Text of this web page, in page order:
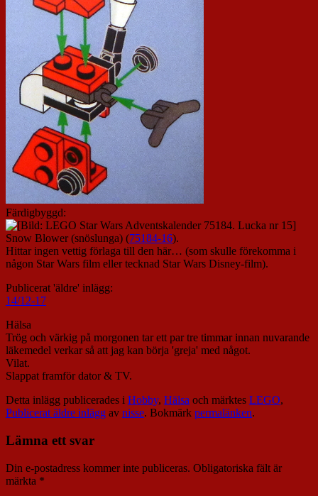
Färdigbyggd:
Snow Blower (snöslunga) (75184-16).
Hittar ingen vettig förlaga till den här… (som skulle förekomma i
någon Star Wars film eller tecknad Star Wars Disney-film).
Publicerat 'äldre' inlägg:
14/12-17
Hälsa
Trög och värkig på morgonen tar ett par tre timmar innan nuvarande
läkemedel verkar så att jag kan börja 'greja' med något.
Vilat.
Slappat framför dator & TV.
Detta inlägg publicerades i Hobby, Hälsa och märktes LEGO,
Publicerat äldre inlägg av nisse. Bokmärk permalänken.
Lämna ett svar
Din e-postadress kommer inte publiceras. Obligatoriska fält är
märkta *